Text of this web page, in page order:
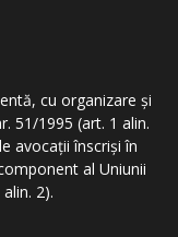
cu organizare şi
51/1995 (art. 1 alin.
avocaţii înscrişi în
al Uniunii
2).